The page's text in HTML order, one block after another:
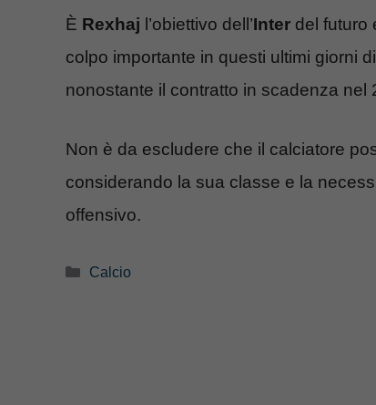
È Rexhaj l’obiettivo dell’Inter del futuro
colpo importante in questi ultimi giorni di
nonostante il contratto in scadenza nel
Non è da escludere che il calciatore
considerando la sua classe e la
offensivo.
Categorie
Calcio